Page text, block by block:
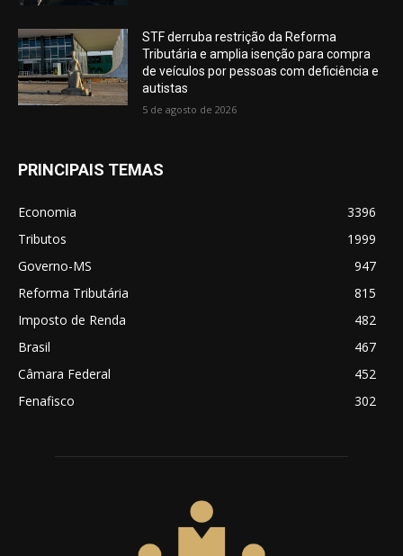
STF derruba restrição da Reforma
Tributária e amplia isenção para compra
de veículos por pessoas com deficiência e
autistas
5 de agosto de 2026
PRINCIPAIS TEMAS
Economia
3396
Tributos
1999
Governo-MS
947
Reforma Tributária
815
Imposto de Renda
482
Brasil
467
Câmara Federal
452
Fenafisco
302